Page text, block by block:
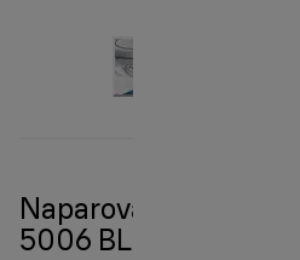
Naparovacia
5006 BL